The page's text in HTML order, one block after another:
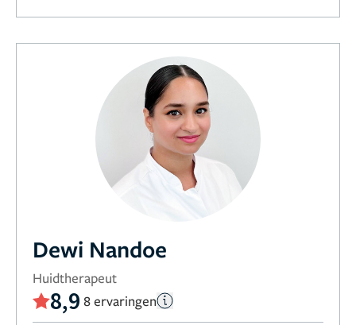
Dewi Nandoe
Huidtherapeut
8,9 8 ervaringen